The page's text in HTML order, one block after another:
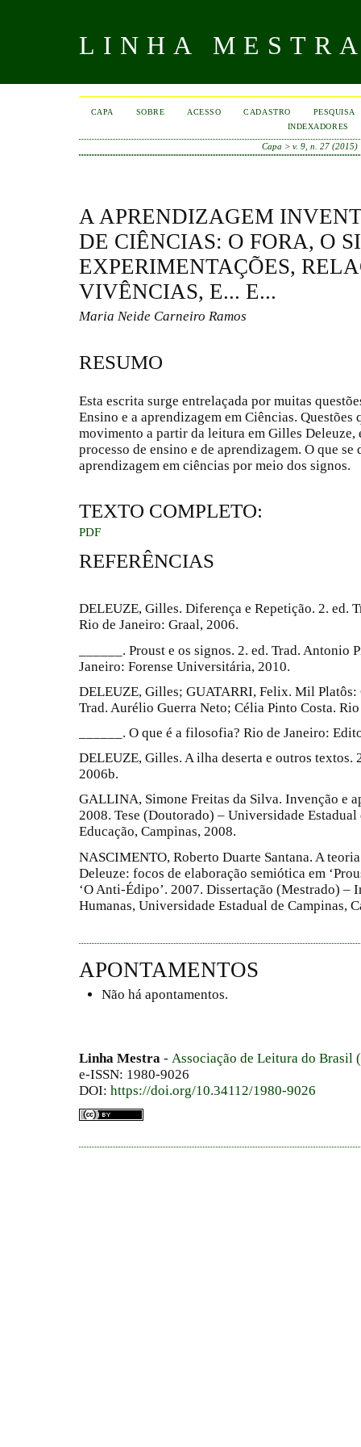
LINHA
CAPA SOBRE ACESSO CADASTRO
PESQUISA
INDEXADORES
Capa > v. 9, n. 27 (2015)
A APRENDIZAGEM
DE CIÊNCIAS: O FORA, O
EXPERIMENTAÇÕES,
VIVÊNCIAS, E... E...
Maria Neide Carneiro Ramos
RESUMO
Esta escrita surge entrelaçada por muitas
Ensino e a aprendizagem em Ciências. Questões
movimento a partir da leitura em Gilles Deleuze,
processo de ensino e de aprendizagem. O que
aprendizagem em ciências por meio dos signos.
TEXTO COMPLETO:
PDF
REFERÊNCIAS
DELEUZE, Gilles. Diferença e Repetição. 2. ed.
Rio de Janeiro: Graal, 2006.
______. Proust e os signos. 2. ed. Trad.
Janeiro: Forense Universitária, 2010.
DELEUZE, Gilles; GUATARRI, Felix. Mil
Trad. Aurélio Guerra Neto; Célia Pinto Costa.
______. O que é a filosofia? Rio de Janeiro:
DELEUZE, Gilles. A ilha deserta e outros textos.
2006b.
GALLINA, Simone Freitas da Silva. Invenção e
2008. Tese (Doutorado) – Universidade Estadual
Educação, Campinas, 2008.
NASCIMENTO, Roberto Duarte Santana. A
Deleuze: focos de elaboração semiótica em
‘O Anti-Édipo’. 2007. Dissertação (Mestrado) –
Humanas, Universidade Estadual de Campinas,
APONTAMENTOS
Não há apontamentos.
Linha Mestra - Associação de Leitura do Brasil
e-ISSN: 1980-9026
DOI: https://doi.org/10.34112/1980-9026